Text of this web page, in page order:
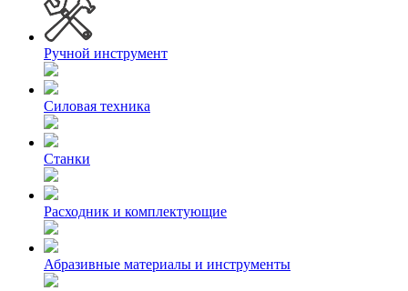
Ручной инструмент
Силовая техника
Станки
Расходник и комплектующие
Абразивные материалы и инструменты